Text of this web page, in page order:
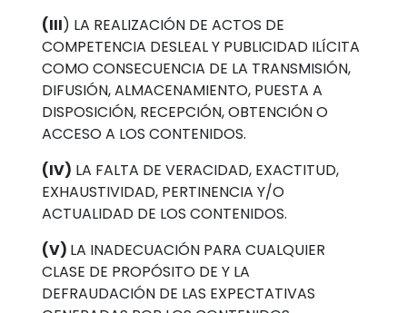
(III) LA REALIZACIÓN DE ACTOS DE
COMPETENCIA DESLEAL Y PUBLICIDAD ILÍCITA
COMO CONSECUENCIA DE LA TRANSMISIÓN,
DIFUSIÓN, ALMACENAMIENTO, PUESTA A
DISPOSICIÓN, RECEPCIÓN, OBTENCIÓN O
ACCESO A LOS CONTENIDOS.
(IV) LA FALTA DE VERACIDAD, EXACTITUD,
EXHAUSTIVIDAD, PERTINENCIA Y/O
ACTUALIDAD DE LOS CONTENIDOS.
(V) LA INADECUACIÓN PARA CUALQUIER
CLASE DE PROPÓSITO DE Y LA
DEFRAUDACIÓN DE LAS EXPECTATIVAS